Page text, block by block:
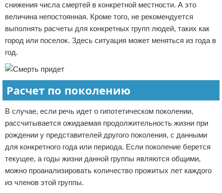
снижения числа смертей в конкретной местности. А это
величина непостоянная. Кроме того, не рекомендуется
выполнять расчеты для конкретных групп людей, таких как
город или поселок. Здесь ситуация может меняться из года в
год.
Расчет по поколению
В случае, если речь идет о гипотетическом поколении,
рассчитывается ожидаемая продолжительность жизни при
рождении у представителей другого поколения, с данными
для конкретного года или периода. Если поколение берется
текущее, а годы жизни данной группы являются общими,
можно проанализировать количество прожитых лет каждого
из членов этой группы.